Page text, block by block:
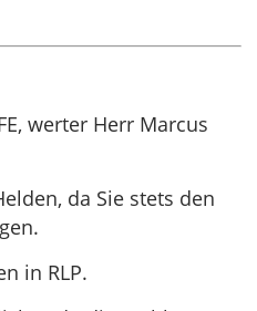
werter Herr Marcus
da Sie stets den
in RLP.